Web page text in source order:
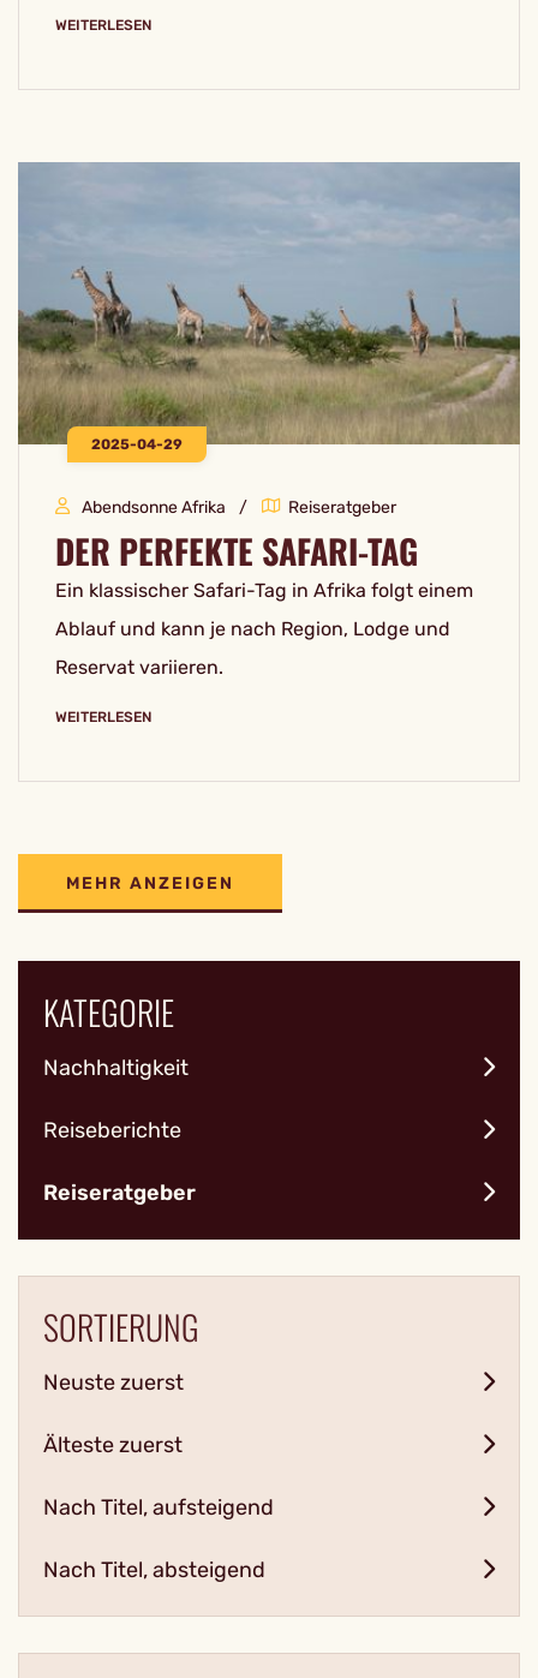
WEITERLESEN
2025-04-29
Abendsonne Afrika Reiseratgeber
DER PERFEKTE SAFARI-TAG
Ein klassischer Safari-Tag in Afrika folgt einem
Ablauf und kann je nach Region, Lodge und
Reservat variieren.
WEITERLESEN
MEHR ANZEIGEN
KATEGORIE
Nachhaltigkeit
Reiseberichte
Reiseratgeber
SORTIERUNG
Neuste zuerst
Älteste zuerst
Nach Titel, aufsteigend
Nach Titel, absteigend